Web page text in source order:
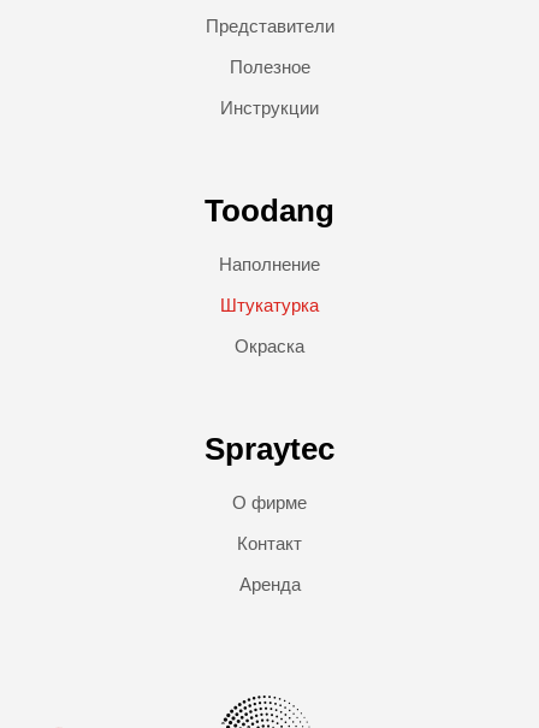
Представители
Полезное
Инструкции
Toodang
Наполнение
Штукатурка
Окраска
Spraytec
О фирме
Контакт
Аренда